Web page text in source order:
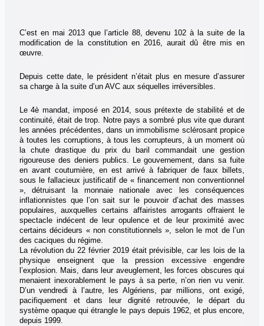
C’est en mai 2013 que l’article 88, devenu 102 à la suite de la
modification de la constitution en 2016, aurait dû être mis en
œuvre.
Depuis cette date, le président n’était plus en mesure d’assurer
sa charge à la suite d’un AVC aux séquelles irréversibles.
Le 4è mandat, imposé en 2014, sous prétexte de stabilité et de
continuité, était de trop. Notre pays a sombré plus vite que durant
les années précédentes, dans un immobilisme sclérosant propice
à toutes les corruptions, à tous les corrupteurs, à un moment où
la chute drastique du prix du baril commandait une gestion
rigoureuse des deniers publics. Le gouvernement, dans sa fuite
en avant coutumière, en est arrivé à fabriquer de faux billets,
sous le fallacieux justificatif de « financement non conventionnel
», détruisant la monnaie nationale avec les conséquences
inflationnistes que l’on sait sur le pouvoir d’achat des masses
populaires, auxquelles certains affairistes arrogants offraient le
spectacle indécent de leur opulence et de leur proximité avec
certains décideurs « non constitutionnels », selon le mot de l’un
des caciques du régime.
La révolution du 22 février 2019 était prévisible, car les lois de la
physique enseignent que la pression excessive engendre
l’explosion. Mais, dans leur aveuglement, les forces obscures qui
menaient inexorablement le pays à sa perte, n’on rien vu venir.
D’un vendredi à l’autre, les Algériens, par millions, ont exigé,
pacifiquement et dans leur dignité retrouvée, le départ du
système opaque qui étrangle le pays depuis 1962, et plus encore,
depuis 1999.